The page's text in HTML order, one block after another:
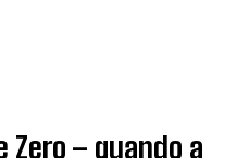
Zero – quando a